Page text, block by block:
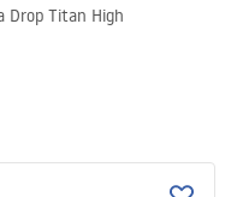
Drop Titan High